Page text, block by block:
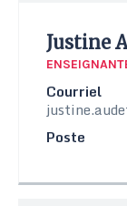
Justine
Courriel
Poste